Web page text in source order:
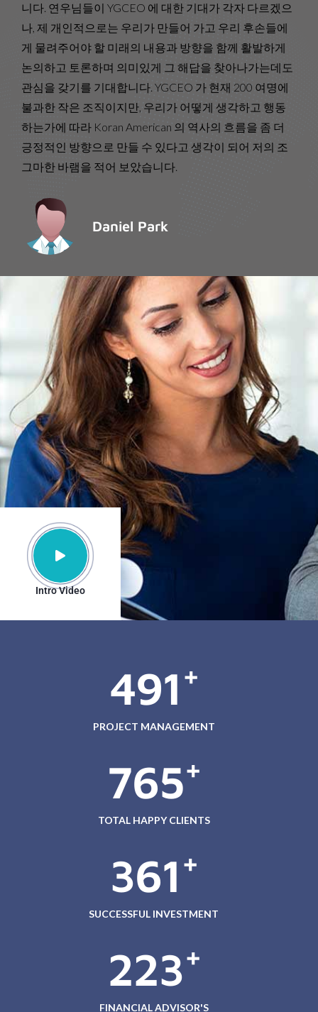
니다. 연우님들이 YGCEO 에 대한 기대가 각자 다르겠으
나, 제 개인적으로는 우리가 만들어 가고 우리 후손들에
게 물려주어야 할 미래의 내용과 방향을 함께 활발하게
논의하고 토론하며 의미있게 그 해답을 찾아나가는데도
관심을 갖기를 기대합니다. YGCEO 가 현재 200 여명에
불과한 작은 조직이지만, 우리가 어떻게 생각하고 행동
하는가에 따라 Koran American 의 역사의 흐름을 좀 더
긍정적인 방향으로 만들 수 있다고 생각이 되어 저의 조
그마한 바램을 적어 보았습니다.
Daniel Park
Intro Video
491+
PROJECT MANAGEMENT
765+
TOTAL HAPPY CLIENTS
361+
SUCCESSFUL INVESTMENT
223+
FINANCIAL ADVISOR'S